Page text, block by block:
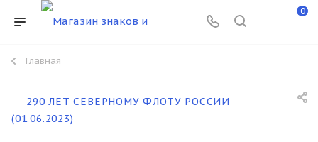
0
Главная
290 ЛЕТ СЕВЕРНОМУ ФЛОТУ РОССИИ
(01.06.2023)